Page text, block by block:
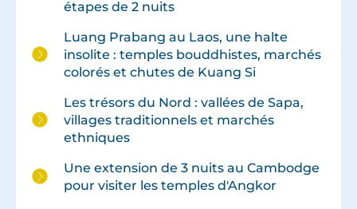
étapes de 2 nuits
Luang Prabang au Laos, une halte
insolite : temples bouddhistes, marchés
colorés et chutes de Kuang Si
Les trésors du Nord : vallées de Sapa,
villages traditionnels et marchés
ethniques
Une extension de 3 nuits au Cambodge
pour visiter les temples d'Angkor